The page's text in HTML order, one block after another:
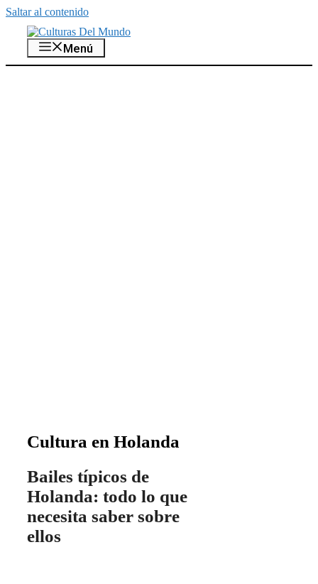
Saltar al contenido
Menú
Cultura en Holanda
Bailes típicos de
Holanda: todo lo que
necesita saber sobre
ellos